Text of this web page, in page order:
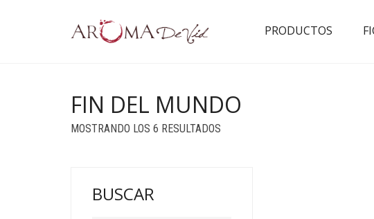
PRODUCTOS
FIN DEL MUNDO
MOSTRANDO LOS 6 RESULTADOS
BUSCAR